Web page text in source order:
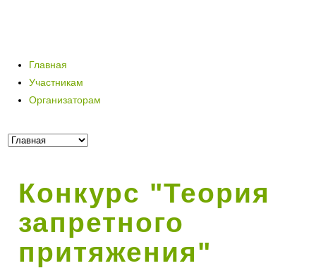
Главная
Участникам
Организаторам
Конкурс "Теория
запретного
притяжения"